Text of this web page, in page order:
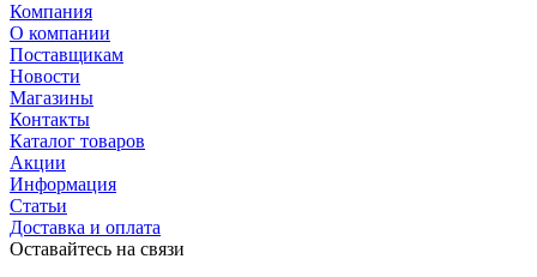
Компания
О компании
Поставщикам
Новости
Магазины
Контакты
Каталог товаров
Акции
Информация
Статьи
Доставка и оплата
Оставайтесь на связи